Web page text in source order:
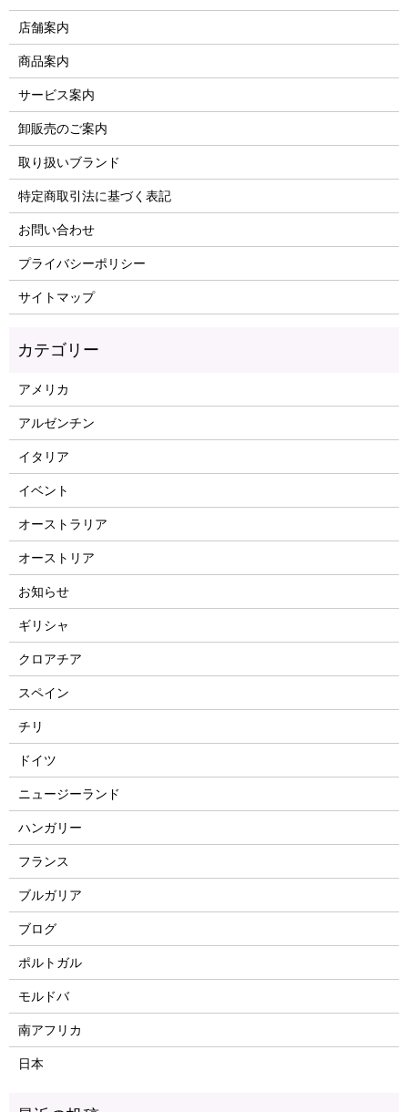
店舗案内
商品案内
サービス案内
卸販売のご案内
取り扱いブランド
特定商取引法に基づく表記
お問い合わせ
プライバシーポリシー
サイトマップ
アメリカ
アルゼンチン
イタリア
イベント
オーストラリア
オーストリア
お知らせ
ギリシャ
クロアチア
スペイン
チリ
ドイツ
ニュージーランド
ハンガリー
フランス
ブルガリア
ブログ
ポルトガル
モルドバ
南アフリカ
日本